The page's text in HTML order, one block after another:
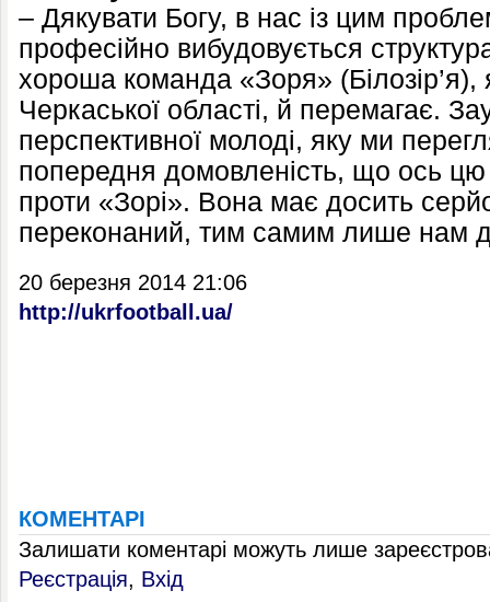
– Дякувати Богу, в нас із цим
професійно вибудовується
хороша команда «Зоря» (Білозір’я),
Черкаської області, й перемагає.
перспективної молоді, яку ми
попередня домовленість, що ось
проти «Зорі». Вона має досить
переконаний, тим самим лише нам
20 березня 2014 21:06
http://ukrfootball.ua/
КОМЕНТАРІ
Залишати коментарі можуть лише
Реєстрація, Вхід